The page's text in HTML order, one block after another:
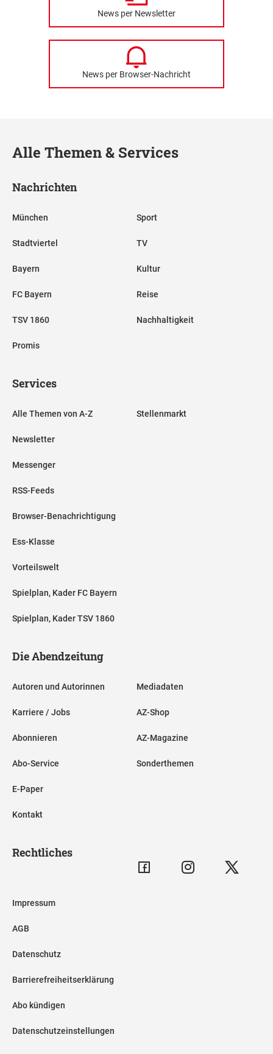
News per Newsletter
News per Browser-Nachricht
Alle Themen & Services
Nachrichten
München
Stadtviertel
Bayern
FC Bayern
TSV 1860
Promis
Sport
TV
Kultur
Reise
Nachhaltigkeit
Services
Alle Themen von A-Z
Newsletter
Messenger
RSS-Feeds
Browser-Benachrichtigung
Ess-Klasse
Vorteilswelt
Spielplan, Kader FC Bayern
Spielplan, Kader TSV 1860
Stellenmarkt
Die Abendzeitung
Autoren und Autorinnen
Karriere / Jobs
Abonnieren
Abo-Service
E-Paper
Kontakt
Mediadaten
AZ-Shop
AZ-Magazine
Sonderthemen
Rechtliches
Impressum
AGB
Datenschutz
Barrierefreiheitserklärung
Abo kündigen
Datenschutzeinstellungen